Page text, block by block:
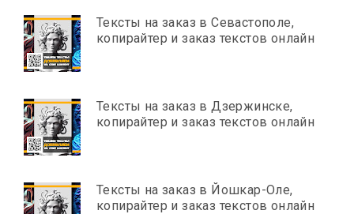
Тексты на заказ в Севастополе,
копирайтер и заказ текстов онлайн
Тексты на заказ в Дзержинске,
копирайтер и заказ текстов онлайн
Тексты на заказ в Йошкар-Оле,
копирайтер и заказ текстов онлайн